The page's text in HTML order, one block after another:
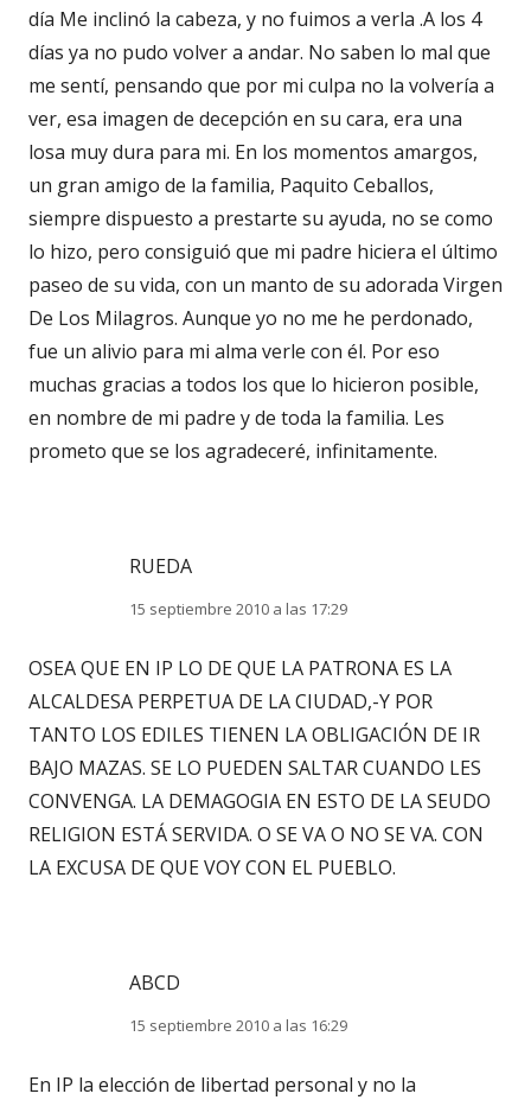
día Me inclinó la cabeza, y no fuimos a verla .A los 4
días ya no pudo volver a andar. No saben lo mal que
me sentí, pensando que por mi culpa no la volvería a
ver, esa imagen de decepción en su cara, era una
losa muy dura para mi. En los momentos amargos,
un gran amigo de la familia, Paquito Ceballos,
siempre dispuesto a prestarte su ayuda, no se como
lo hizo, pero consiguió que mi padre hiciera el último
paseo de su vida, con un manto de su adorada Virgen
De Los Milagros. Aunque yo no me he perdonado,
fue un alivio para mi alma verle con él. Por eso
muchas gracias a todos los que lo hicieron posible,
en nombre de mi padre y de toda la familia. Les
prometo que se los agradeceré, infinitamente.
RUEDA
15 septiembre 2010 a las 17:29
OSEA QUE EN IP LO DE QUE LA PATRONA ES LA
ALCALDESA PERPETUA DE LA CIUDAD,-Y POR
TANTO LOS EDILES TIENEN LA OBLIGACIÓN DE IR
BAJO MAZAS. SE LO PUEDEN SALTAR CUANDO LES
CONVENGA. LA DEMAGOGIA EN ESTO DE LA SEUDO
RELIGION ESTÁ SERVIDA. O SE VA O NO SE VA. CON
LA EXCUSA DE QUE VOY CON EL PUEBLO.
ABCD
15 septiembre 2010 a las 16:29
En IP la elección de libertad personal y no la